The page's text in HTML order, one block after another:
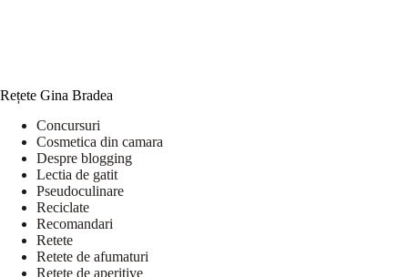
Rețete Gina Bradea
Concursuri
Cosmetica din camara
Despre blogging
Lectia de gatit
Pseudoculinare
Reciclate
Recomandari
Retete
Retete de afumaturi
Retete de aperitive